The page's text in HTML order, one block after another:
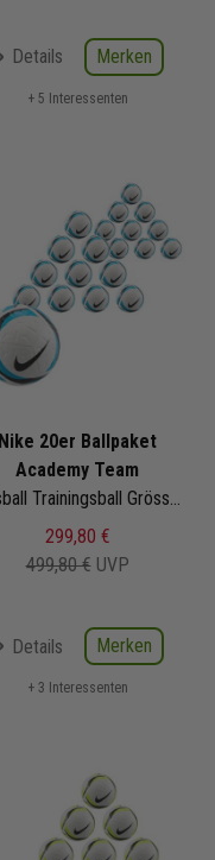
Details Merken
+ 5 Interessenten
Nike 20er Ballpaket
Academy Team
Fussball Trainingsball Grösse 5 | HV4387-101 | Fußbälle Set 20-teilig
299,80 €
499,80 € UVP
Details Merken
+ 3 Interessenten